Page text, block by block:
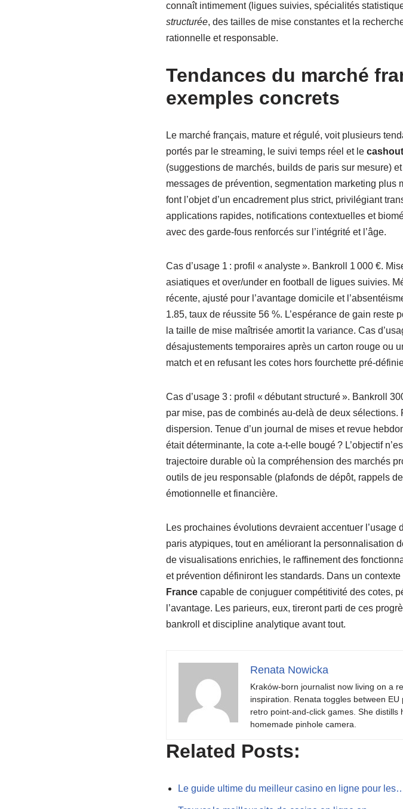
connaît intimement (ligues suivies, spécialités
structurée, des tailles de mise constantes et la
rationnelle et responsable.
Tendances du marché
exemples concrets
Le marché français, mature et régulé, voit plusieurs
portés par le streaming, le suivi temps réel et le cashout
(suggestions de marchés, builds de paris sur mesure)
messages de prévention, segmentation marketing plus
font l’objet d’un encadrement plus strict, privilégiant
applications rapides, notifications contextuelles et
avec des garde-fous renforcés sur l’intégrité et l’âge.
Cas d’usage 1 : profil « analyste ». Bankroll 1 000 €.
asiatiques et over/under en football de ligues suivies.
récente, ajusté pour l’avantage domicile et
1.85, taux de réussite 56 %. L’espérance de gain
la taille de mise maîtrisée amortit la variance. Cas
désajustements temporaires après un carton rouge ou
match et en refusant les cotes hors fourchette pré-
Cas d’usage 3 : profil « débutant structuré ». Bankroll
par mise, pas de combinés au-delà de deux
dispersion. Tenue d’un journal de mises et revue
était déterminante, la cote a-t-elle bougé ? L’objectif
trajectoire durable où la compréhension des marchés
outils de jeu responsable (plafonds de dépôt, rappels
émotionnelle et financière.
Les prochaines évolutions devraient accentuer l’usage
paris atypiques, tout en améliorant la personnalisation
de visualisations enrichies, le raffinement des
et prévention définiront les standards. Dans un
Francecapable de conjuguer compétitivité des cotes,
l’avantage. Les parieurs, eux, tireront parti de ces
bankroll et discipline analytique avant tout.
Renata Nowicka
Kraków-born journalist now living on a
inspiration. Renata toggles between
retro point-and-click games. She
homemade pinhole camera.
Related Posts:
Le guide ultime du meilleur casino en ligne pour